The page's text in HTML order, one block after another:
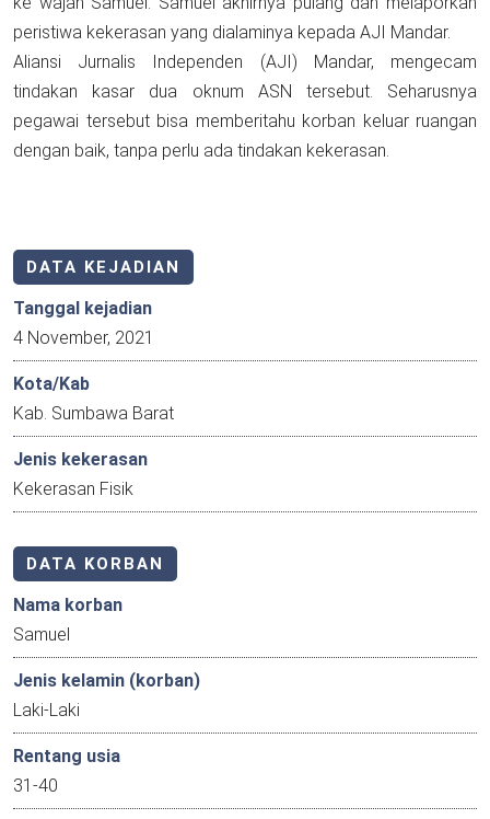
peristiwa kekerasan yang dialaminya kepada AJI Mandar.
Aliansi Jurnalis Independen (AJI) Mandar, mengecam
tindakan kasar dua oknum ASN tersebut. Seharusnya
pegawai tersebut bisa memberitahu korban keluar ruangan
dengan baik, tanpa perlu ada tindakan kekerasan.
DATA KEJADIAN
Tanggal kejadian
4 November, 2021
Kota/Kab
Kab. Sumbawa Barat
Jenis kekerasan
Kekerasan Fisik
DATA KORBAN
Nama korban
Samuel
Jenis kelamin (korban)
Laki-Laki
Rentang usia
31-40